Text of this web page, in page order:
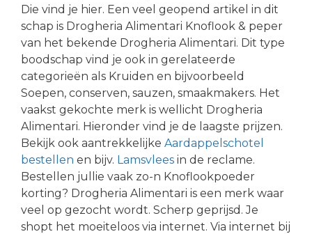
Die vind je hier. Een veel geopend artikel in dit
schap is Drogheria Alimentari Knoflook & peper
van het bekende Drogheria Alimentari. Dit type
boodschap vind je ook in gerelateerde
categorieën als Kruiden en bijvoorbeeld
Soepen, conserven, sauzen, smaakmakers. Het
vaakst gekochte merk is wellicht Drogheria
Alimentari. Hieronder vind je de laagste prijzen.
Bekijk ook aantrekkelijke Aardappelschotel
bestellen en bijv. Lamsvlees in de reclame.
Bestellen jullie vaak zo-n Knoflookpoeder
korting? Drogheria Alimentari is een merk waar
veel op gezocht wordt. Scherp geprijsd. Je
shopt het moeiteloos via internet. Via internet bij